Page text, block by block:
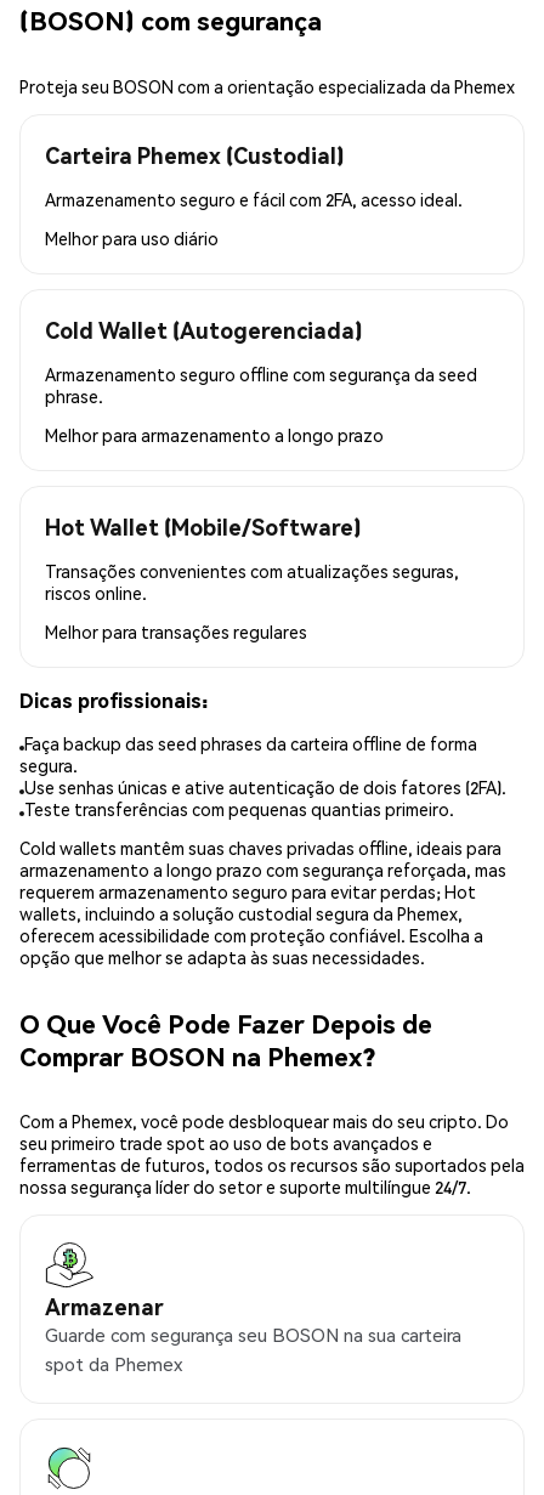
(BOSON) com segurança
Proteja seu BOSON com a orientação especializada da Phemex
Carteira Phemex (Custodial)
Armazenamento seguro e fácil com 2FA, acesso ideal.
Melhor para uso diário
Cold Wallet (Autogerenciada)
Armazenamento seguro offline com segurança da seed
phrase.
Melhor para armazenamento a longo prazo
Hot Wallet (Mobile/Software)
Transações convenientes com atualizações seguras,
riscos online.
Melhor para transações regulares
Dicas profissionais:
Faça backup das seed phrases da carteira offline de forma
segura.
Use senhas únicas e ative autenticação de dois fatores (2FA).
Teste transferências com pequenas quantias primeiro.
Cold wallets mantêm suas chaves privadas offline, ideais para
armazenamento a longo prazo com segurança reforçada, mas
requerem armazenamento seguro para evitar perdas; Hot
wallets, incluindo a solução custodial segura da Phemex,
oferecem acessibilidade com proteção confiável. Escolha a
opção que melhor se adapta às suas necessidades.
O Que Você Pode Fazer Depois de
Comprar BOSON na Phemex?
Com a Phemex, você pode desbloquear mais do seu cripto. Do
seu primeiro trade spot ao uso de bots avançados e
ferramentas de futuros, todos os recursos são suportados pela
nossa segurança líder do setor e suporte multilíngue 24/7.
Armazenar
Guarde com segurança seu BOSON na sua carteira
spot da Phemex